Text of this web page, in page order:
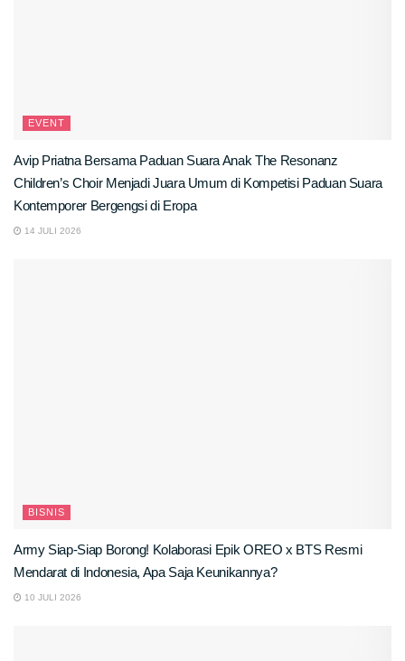
EVENT
Avip Priatna Bersama Paduan Suara Anak The Resonanz
Children’s Choir Menjadi Juara Umum di Kompetisi Paduan Suara
Kontemporer Bergengsi di Eropa
14 JULI 2026
BISNIS
Army Siap-Siap Borong! Kolaborasi Epik OREO x BTS Resmi
Mendarat di Indonesia, Apa Saja Keunikannya?
10 JULI 2026